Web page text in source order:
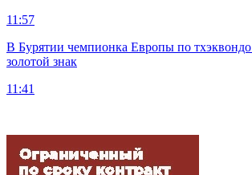
11:57
В Бурятии чемпионка Европы по
золотой знак
11:41